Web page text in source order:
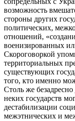
возможность
стороны других
политических,
отношений,
военизированных
Скороговоркой
территориальных
существующих
того, кто именно
Столь же
неких государств
дестабилизации
межэтнических и